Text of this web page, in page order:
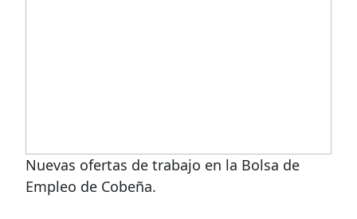
Nuevas ofertas de trabajo en la Bolsa de
Empleo de Cobeña.